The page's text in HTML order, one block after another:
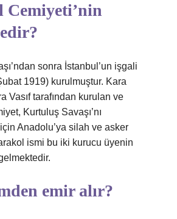
sonra İstanbul’un işgali
1919) kurulmuştur. Kara
Vasıf tarafından kurulan ve
Kurtuluş Savaşı’nı
Anadolu’ya silah ve asker
ismi bu iki kurucu üyenin
emir alır?